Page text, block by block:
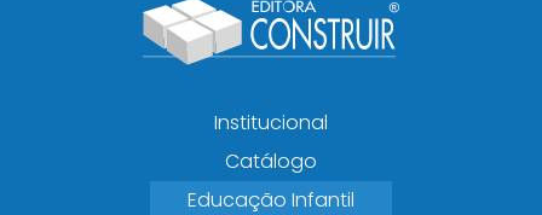
Institucional
Catálogo
Educação Infantil